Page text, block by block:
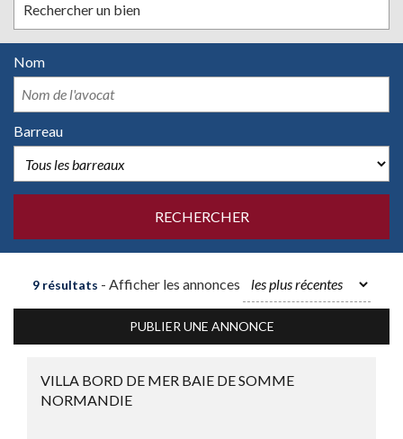
Rechercher un bien
Nom
Barreau
9 résultats - Afficher les annonces
PUBLIER UNE ANNONCE
VILLA BORD DE MER BAIE DE SOMME
NORMANDIE